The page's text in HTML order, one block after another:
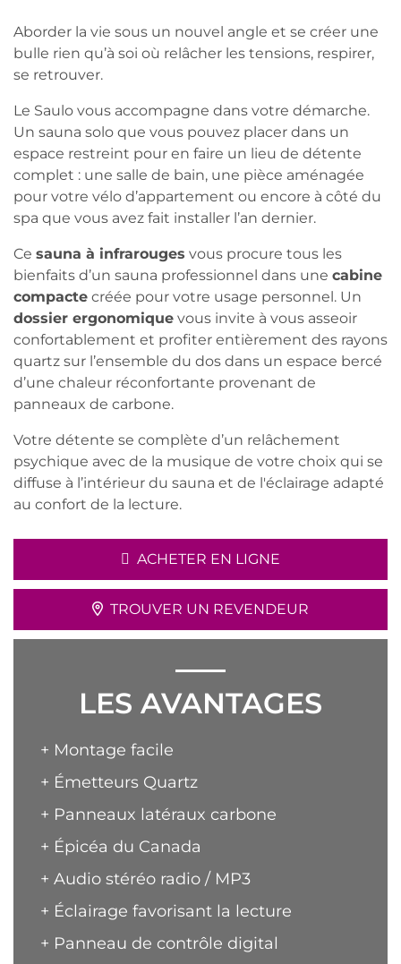
Aborder la vie sous un nouvel angle et se créer une
bulle rien qu’à soi où relâcher les tensions, respirer,
se retrouver.
Le Saulo vous accompagne dans votre démarche.
Un sauna solo que vous pouvez placer dans un
espace restreint pour en faire un lieu de détente
complet : une salle de bain, une pièce aménagée
pour votre vélo d’appartement ou encore à côté du
spa que vous avez fait installer l’an dernier.
Ce sauna à infrarouges vous procure tous les
bienfaits d’un sauna professionnel dans une cabine
compacte créée pour votre usage personnel. Un
dossier ergonomique vous invite à vous asseoir
confortablement et profiter entièrement des rayons
quartz sur l’ensemble du dos dans un espace bercé
d’une chaleur réconfortante provenant de
panneaux de carbone.
Votre détente se complète d’un relâchement
psychique avec de la musique de votre choix qui se
diffuse à l’intérieur du sauna et de l'éclairage adapté
au confort de la lecture.
ACHETER EN LIGNE
TROUVER UN REVENDEUR
LES AVANTAGES
+ Montage facile
+ Émetteurs Quartz
+ Panneaux latéraux carbone
+ Épicéa du Canada
+ Audio stéréo radio / MP3
+ Éclairage favorisant la lecture
+ Panneau de contrôle digital